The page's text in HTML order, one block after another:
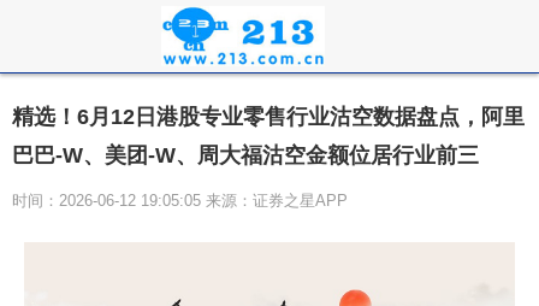
精选！6月12日港股专业零售行业沽空数据盘点，阿里
巴巴-W、美团-W、周大福沽空金额位居行业前三
时间：2026-06-12 19:05:05 来源：证券之星APP